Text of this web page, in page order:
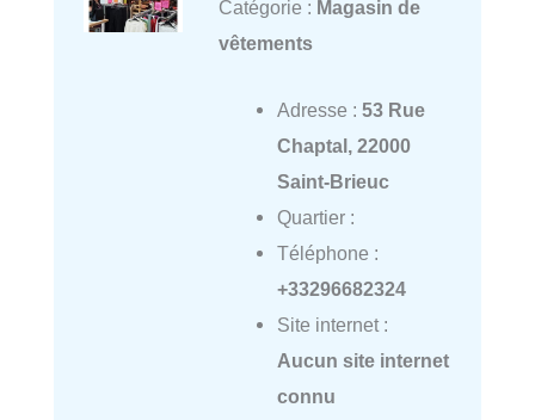
Catégorie : Magasin de
vêtements
Adresse : 53 Rue
Chaptal, 22000
Saint-Brieuc
Quartier :
Téléphone :
+33296682324
Site internet :
Aucun site internet
connu